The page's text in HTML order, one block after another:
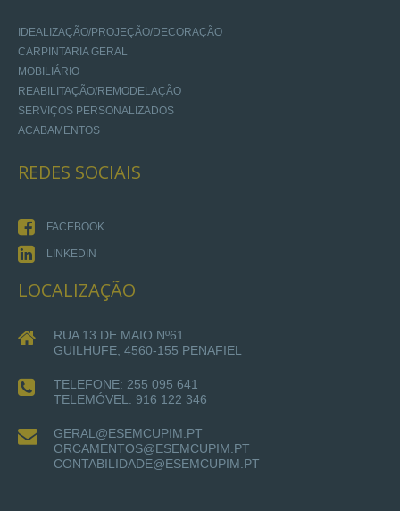
IDEALIZAÇÃO/PROJEÇÃO/DECORAÇÃO
CARPINTARIA GERAL
MOBILIÁRIO
REABILITAÇÃO/REMODELAÇÃO
SERVIÇOS PERSONALIZADOS
ACABAMENTOS
REDES SOCIAIS
FACEBOOK
LINKEDIN
LOCALIZAÇÃO
RUA 13 DE MAIO Nº61
GUILHUFE, 4560-155 PENAFIEL
TELEFONE: 255 095 641
TELEMÓVEL: 916 122 346
GERAL@ESEMCUPIM.PT
ORCAMENTOS@ESEMCUPIM.PT
CONTABILIDADE@ESEMCUPIM.PT